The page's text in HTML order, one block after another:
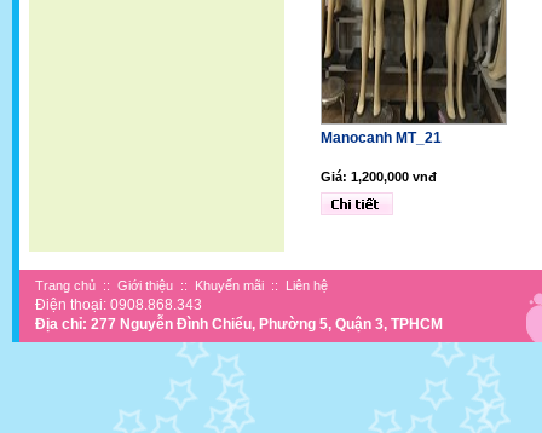
Manocanh MT_21
Giá: 1,200,000 vnđ
Trang chủ :: Giới thiệu :: Khuyến mãi :: Liên hệ
Điện thoại: 0908.868.343
Địa chỉ: 277 Nguyễn Đình Chiểu, Phường 5, Quận 3, TPHCM